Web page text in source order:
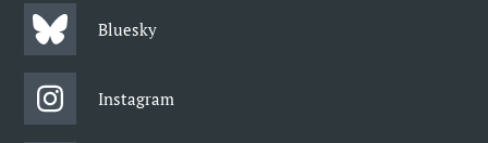
Bluesky
Instagram